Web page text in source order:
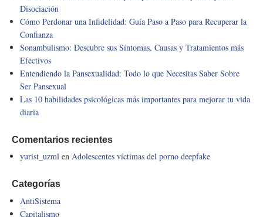
Disociación
Cómo Perdonar una Infidelidad: Guía Paso a Paso para Recuperar la
Confianza
Sonambulismo: Descubre sus Síntomas, Causas y Tratamientos más
Efectivos
Entendiendo la Pansexualidad: Todo lo que Necesitas Saber Sobre
Ser Pansexual
Las 10 habilidades psicológicas más importantes para mejorar tu vida
diaria
Comentarios recientes
yurist_uzml en Adolescentes víctimas del porno deepfake
Categorías
AntiSistema
Capitalismo